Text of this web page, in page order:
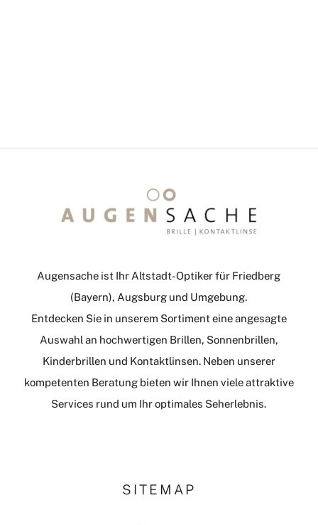
Augensache ist Ihr Altstadt-Optiker für Friedberg
(Bayern), Augsburg und Umgebung.
Entdecken Sie in unserem Sortiment eine angesagte
Auswahl an hochwertigen Brillen, Sonnenbrillen,
Kinderbrillen und Kontaktlinsen. Neben unserer
kompetenten Beratung bieten wir Ihnen viele attraktive
Services rund um Ihr optimales Seherlebnis.
SITEMAP